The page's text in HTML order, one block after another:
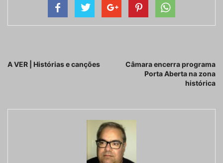
A VER | Histórias e canções
Câmara encerra programa
Porta Aberta na zona
histórica